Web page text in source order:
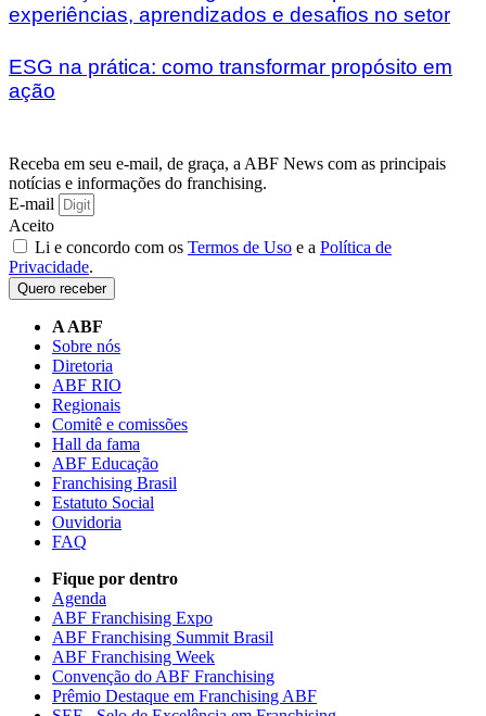
experiências, aprendizados e desafios no setor
ESG na prática: como transformar propósito em
ação
Receba em seu e-mail, de graça, a ABF News com as principais
notícias e informações do franchising.
E-mail
Aceito
Li e concordo com os Termos de Uso e a Política de
Privacidade.
Quero receber
A ABF
Sobre nós
Diretoria
ABF RIO
Regionais
Comitê e comissões
Hall da fama
ABF Educação
Franchising Brasil
Estatuto Social
Ouvidoria
FAQ
Fique por dentro
Agenda
ABF Franchising Expo
ABF Franchising Summit Brasil
ABF Franchising Week
Convenção do ABF Franchising
Prêmio Destaque em Franchising ABF